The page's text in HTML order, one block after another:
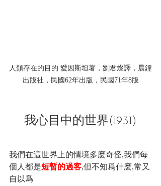
人類存在的目的 愛因斯坦著，劉君燦譯，晨鐘
出版社，民國62年出版，民國71年8版
我心目中的世界(1931)
我們在這世界上的情境多麽奇怪,我們每
個人都是短暫的過客,但不知爲什麽,常又
自以爲